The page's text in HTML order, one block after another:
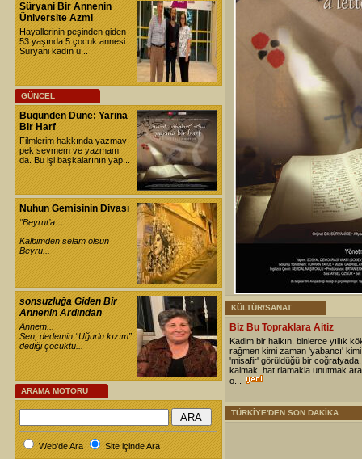
Süryani Bir Annenin
Üniversite Azmi
Hayallerinin peşinden giden
53 yaşında 5 çocuk annesi
Süryani kadın ü...
GÜNCEL
Bugünden Düne: Yarına
Bir Harf
Filmlerim hakkında yazmayı
pek sevmem ve yazmam
da. Bu işi başkalarının yap...
Nuhun Gemisinin Divası
“Beyrut’a…
Kalbimden selam olsun
Beyru...
sonsuzluğa Giden Bir
Annenin Ardından
Annem...
Sen, dedemin “Uğurlu kızım”
dediği çocuktu...
ARAMA MOTORU
Web'de Ara Site içinde Ara
KÜLTÜR/SANAT
Biz Bu Topraklara Aitiz
Kadim bir halkın, binlerce yıllık
rağmen kimi zaman 'yabancı'
'misafir' görüldüğü bir
kalmak, hatırlamakla unutmak
o...
TÜRKİYE'DEN SON DAKİKA